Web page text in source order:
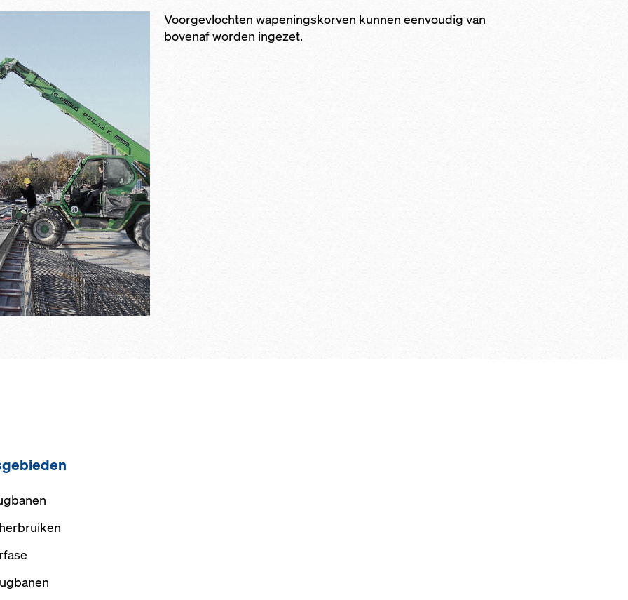
de uitvoering
en verticaal
ongewild verrijden van de
bekistingswagen
Voorgevlochten wapeningskorven kunnen eenvoudig van
bovenaf worden ingezet.